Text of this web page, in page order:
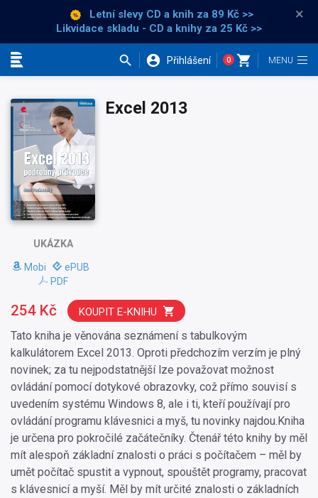
Letní slevy CD a knih za 89 Kč >>
Likvidace skladu - CD a knihy za 25 Kč >>
×
Přihlášení 0
UKÁZKA
Mobi
ePUB
PDF
Excel 2013
Tato kniha je věnována seznámení s tabulkovým
kalkulátorem Excel 2013. Oproti předchozím verzím je plný
novinek; za tu nejpodstatnější lze považovat možnost
ovládání pomocí dotykové obrazovky, což přímo souvisí s
uvedením systému Windows 8, ale i ti, kteří používají pro
ovládání programu klávesnici a myš, tu novinky najdou.Kniha
je určena pro pokročilé začátečníky. Čtenář této knihy by měl
mít alespoň základní znalosti o práci s počítačem – měl by
umět počítač spustit a vypnout, spouštět programy, pracovat
s klávesnicí a myší. Měl by mít určité znalosti o základních
254 Kč KOUPIT E-KNIHU